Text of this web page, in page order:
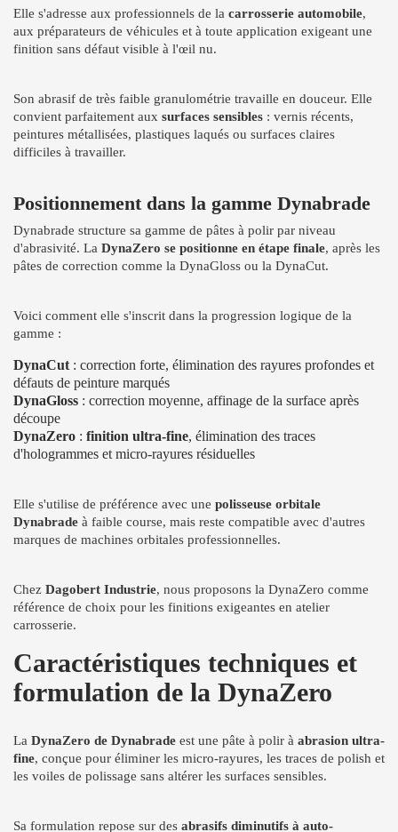
Elle s'adresse aux professionnels de la carrosserie automobile,
aux préparateurs de véhicules et à toute application exigeant une
finition sans défaut visible à l'œil nu.
Son abrasif de très faible granulométrie travaille en douceur. Elle
convient parfaitement aux surfaces sensibles : vernis récents,
peintures métallisées, plastiques laqués ou surfaces claires
difficiles à travailler.
Positionnement dans la gamme Dynabrade
Dynabrade structure sa gamme de pâtes à polir par niveau
d'abrasivité. La DynaZero se positionne en étape finale, après les
pâtes de correction comme la DynaGloss ou la DynaCut.
Voici comment elle s'inscrit dans la progression logique de la
gamme :
DynaCut : correction forte, élimination des rayures profondes et
défauts de peinture marqués
DynaGloss : correction moyenne, affinage de la surface après
découpe
DynaZero : finition ultra-fine, élimination des traces
d'hologrammes et micro-rayures résiduelles
Elle s'utilise de préférence avec une polisseuse orbitale
Dynabrade à faible course, mais reste compatible avec d'autres
marques de machines orbitales professionnelles.
Chez Dagobert Industrie, nous proposons la DynaZero comme
référence de choix pour les finitions exigeantes en atelier
carrosserie.
Caractéristiques techniques et
formulation de la DynaZero
La DynaZero de Dynabrade est une pâte à polir à abrasion ultra-
fine, conçue pour éliminer les micro-rayures, les traces de polish et
les voiles de polissage sans altérer les surfaces sensibles.
Sa formulation repose sur des abrasifs diminutifs à auto-